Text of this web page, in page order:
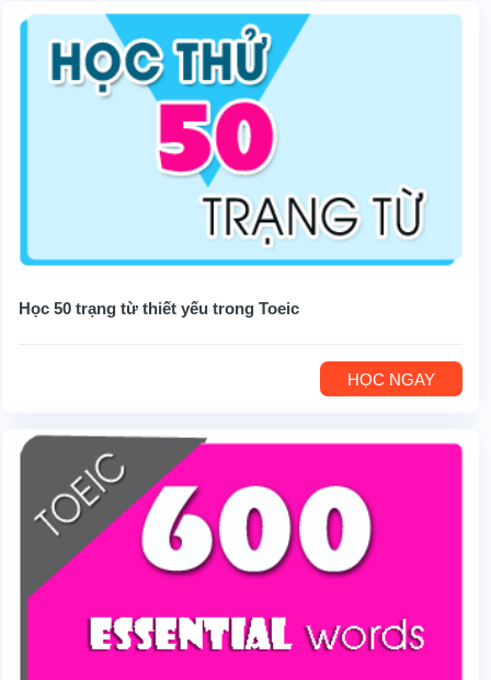
Học 50 trạng từ thiết yếu trong Toeic
HỌC NGAY